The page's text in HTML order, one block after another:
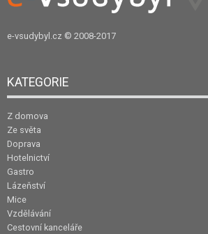
e-vsudybyl.cz © 2008-2017
KATEGORIE
Z domova
Ze světa
Doprava
Hotelnictví
Gastro
Lázeňství
Mice
Vzdělávání
Cestovní kanceláře